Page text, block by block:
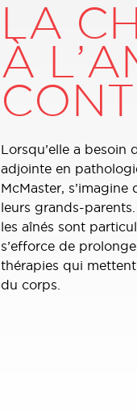
LA
À
Lorsqu’elle a besoin
adjointe en
McMaster,
leurs grands-
les aînés sont
s’efforce de
thérapies qui
du corps.